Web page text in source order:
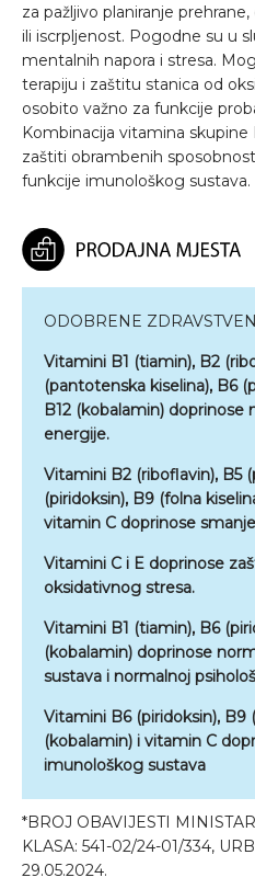
za pažljivo planiranje
ili iscrpljenost. Pogodne su u
mentalnih napora i stresa.
terapiju i zaštitu stanica od
osobito važno za funkcije
Kombinacija vitamina skupine
zaštiti obrambenih
funkcije imunološkog sustava.
ODOBRENE
Vitamini B1 (tiamin), B2
(pantotenska kiselina), B6
B12 (kobalamin)
energije.
Vitamini B2 (riboflavin), B5
(piridoksin), B9 (folna
vitamin C doprinose
Vitamini C i E doprinose
oksidativnog stresa.
Vitamini B1 (tiamin), B6
(kobalamin) doprinose
sustava i normalnoj
Vitamini B6 (piridoksin), B9
(kobalamin) i vitamin C
imunološkog sustava
*BROJ OBAVIJESTI
KLASA: 541-02/24-01/334,
29.05.2024.